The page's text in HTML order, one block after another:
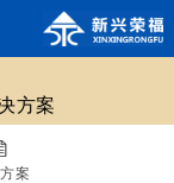
方案
案